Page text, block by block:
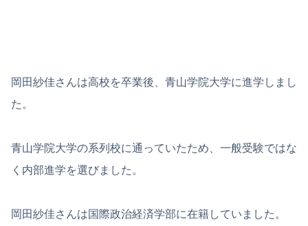
岡田紗佳さんは高校を卒業後、青山学院大学に進学しまし
た。
青山学院大学の系列校に通っていたため、一般受験ではな
く内部進学を選びました。
岡田紗佳さんは国際政治経済学部に在籍していました。